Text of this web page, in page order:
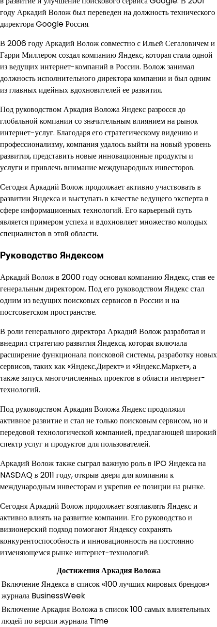
году Аркадий Волож был переведен на должность технического
директора Google Россия.
В 2006 году Аркадий Волож совместно с Ильей Сегаловичем и
Гарри Миллером создал компанию Яндекс, которая стала одной
из ведущих интернет-компаний в России. Волож занимал
должность исполнительного директора компании и был одним
из главных идейных вдохновителей ее развития.
Под руководством Аркадия Воложа Яндекс разросся до
глобальной компании со значительным влиянием на рынок
интернет-услуг. Благодаря его стратегическому видению и
профессионализму, компания удалось выйти на новый уровень
развития, представить новые инновационные продукты и
услуги и привлечь внимание международных инвесторов.
Сегодня Аркадий Волож продолжает активно участвовать в
развитии Яндекса и выступать в качестве ведущего эксперта в
сфере информационных технологий. Его карьерный путь
является примером успеха и вдохновляет множество молодых
специалистов в этой области.
Руководство Яндексом
Аркадий Волож в 2000 году основал компанию Яндекс, став ее
генеральным директором. Под его руководством Яндекс стал
одним из ведущих поисковых сервисов в России и на
постсоветском пространстве.
В роли генерального директора Аркадий Волож разработал и
внедрил стратегию развития Яндекса, которая включала
расширение функционала поисковой системы, разработку новых
сервисов, таких как «Яндекс.Директ» и «Яндекс.Маркет», а
также запуск многочисленных проектов в области интернет-
технологий.
Под руководством Аркадия Воложа Яндекс продолжил
активное развитие и стал не только поисковым сервисом, но и
передовой технологической компанией, предлагающей широкий
спектр услуг и продуктов для пользователей.
Аркадий Волож также сыграл важную роль в IPO Яндекса на
NASDAQ в 2011 году, открыв двери для компании к
международным инвесторам и укрепив ее позиции на рынке.
Сегодня Аркадий Волож продолжает возглавлять Яндекс и
активно влиять на развитие компании. Его руководство и
визионерский подход помогают Яндексу сохранять
конкурентоспособность и инновационность на постоянно
изменяющемся рынке интернет-технологий.
Достижения Аркадия Воложа
Включение Яндекса в список «100 лучших мировых брендов»
журнала BusinessWeek
Включение Аркадия Воложа в список 100 самых влиятельных
людей по версии журнала Time